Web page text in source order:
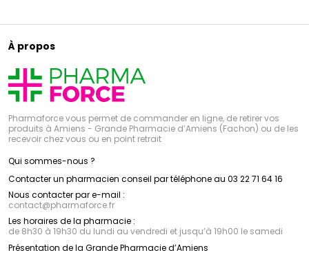
À propos
Pharmaforce vous permet de commander en ligne, de retirer vos
produits à Amiens - Grande Pharmacie d’Amiens (Fachon) ou de les
recevoir chez vous ou en point retrait
Qui sommes-nous ?
Contacter un pharmacien conseil par téléphone au 03 22 71 64 16
Nous contacter par e-mail :
contact@pharmaforce.fr
Les horaires de la pharmacie :
de 8h30 à 19h30 du lundi au vendredi et jusqu’à 19h00 le samedi
Présentation de la Grande Pharmacie d’Amiens